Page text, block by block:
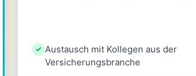
Austausch mit Kollegen aus der
Versicherungsbranche